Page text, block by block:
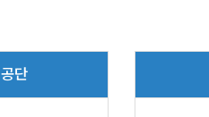
공단